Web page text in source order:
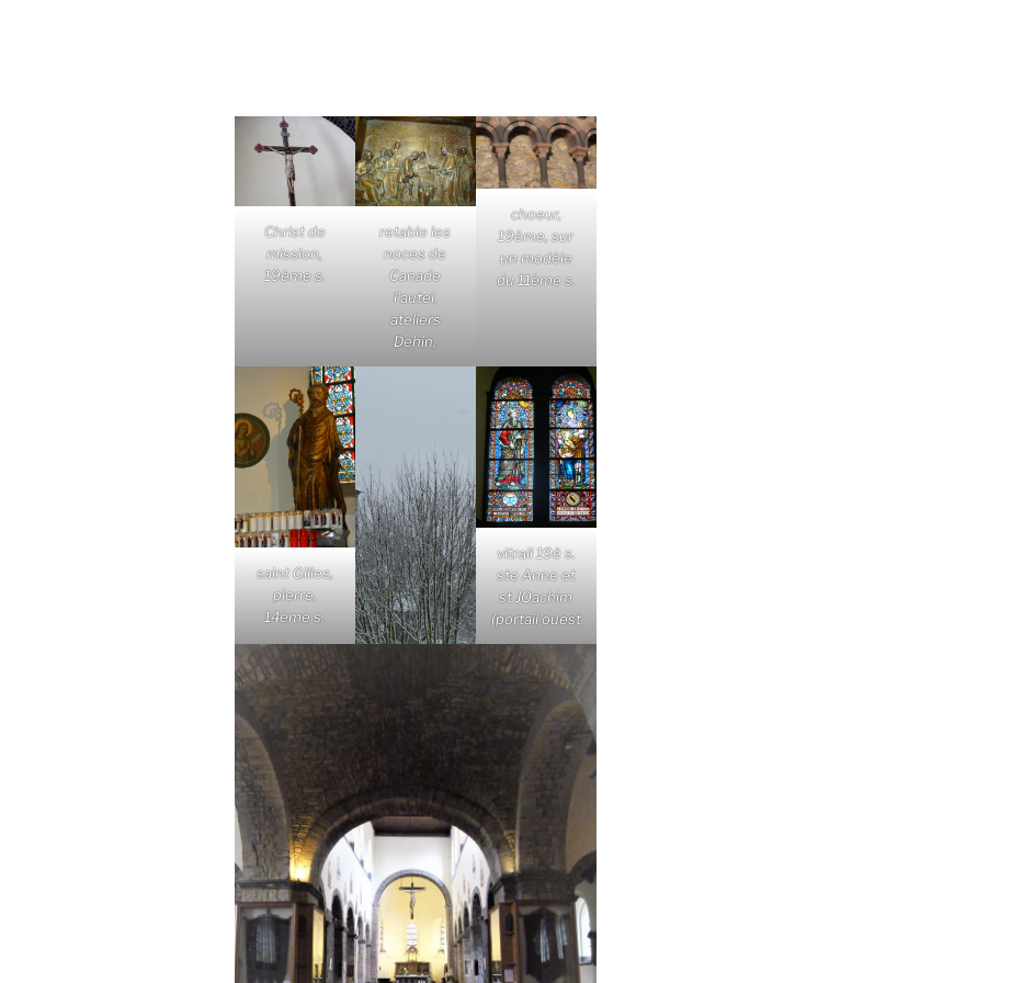
Christ de
mission,
19ème s.
retable les
noces de
Canade
l'autel,
ateliers
Dehin,
choeur,
19ème, sur
un modèle
du 11ème s.
saint Gilles,
pierre,
14ème s.
vitrail 19è s.
ste Anne et
st JOachim
(portail ouest